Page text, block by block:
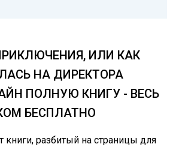
ИЛИ КАК
НА ДИРЕКТОРА
ПОЛНУЮ КНИГУ - ВЕСЬ
БЕСПЛАТНО
книги, разбитый на страницы для